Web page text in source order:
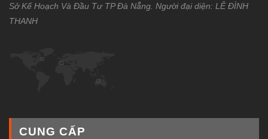
Sở Kế Hoạch Và Đầu Tư TP Đà Nẵng. Người đại diện: LÊ ĐÌNH
THANH
CUNG CẤP